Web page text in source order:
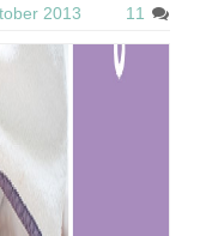
2013 11